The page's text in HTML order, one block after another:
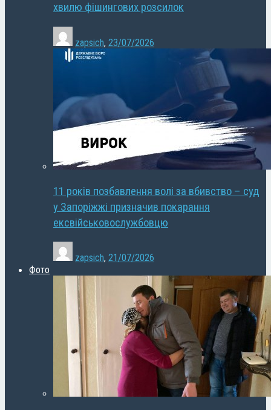
хвилю фішингових розсилок
zapsich, 23/07/2026
11 років позбавлення волі за вбивство – суд
у Запоріжжі призначив покарання
ексвійськовослужбовцю
zapsich, 21/07/2026
Фото